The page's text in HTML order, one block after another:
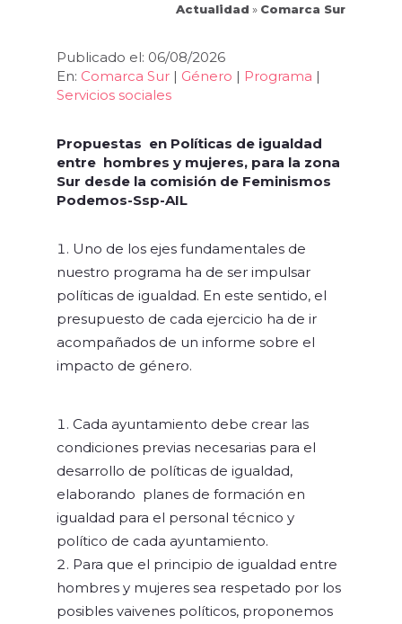
Actualidad » Comarca Sur
Publicado el: 06/08/2026
En: Comarca Sur| Género | Programa |
Servicios sociales
Propuestas en Políticas de igualdad
entre hombres y mujeres, para la zona
Sur desde la comisión de Feminismos
Podemos-Ssp-AIL
Uno de los ejes fundamentales de
nuestro programa ha de ser impulsar
políticas de igualdad. En este sentido, el
presupuesto de cada ejercicio ha de ir
acompañados de un informe sobre el
impacto de género.
Cada ayuntamiento debe crear las
condiciones previas necesarias para el
desarrollo de políticas de igualdad,
elaborando planes de formación en
igualdad para el personal técnico y
político de cada ayuntamiento.
Para que el principio de igualdad entre
hombres y mujeres sea respetado por los
posibles vaivenes políticos, proponemos